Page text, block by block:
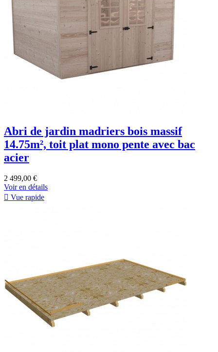
Abri de jardin madriers bois massif
14.75m², toit plat mono pente avec bac
acier
2 499,00 €
Voir en détails
 Vue rapide